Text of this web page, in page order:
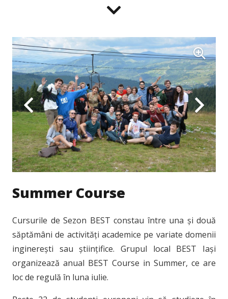
Summer Course
Cursurile de Sezon BEST constau între una și două
săptămâni de activități academice pe variate domenii
inginerești sau științifice. Grupul local BEST Iași
organizează anual BEST Course in Summer, ce are
loc de regulă în luna iulie.